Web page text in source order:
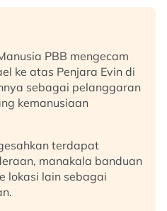
PBB mengecam
ke atas Penjara Evin di
sebagai pelanggaran
kemanusiaan
terdapat
manakala banduan
lokasi lain sebagai